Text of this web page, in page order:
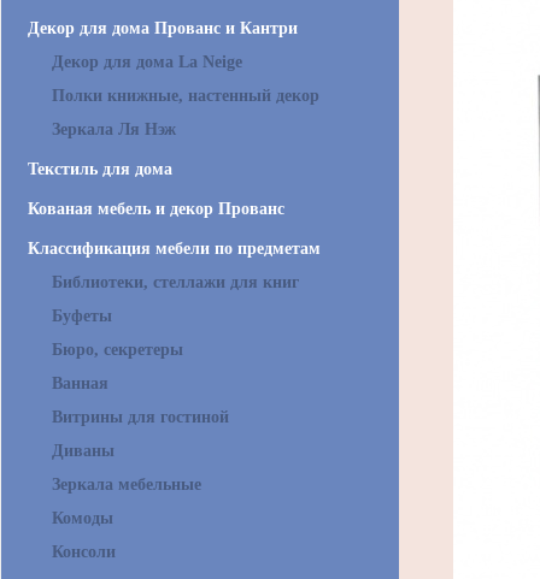
Декор для дома Прованс и Кантри
Декор для дома La Neige
Полки книжные, настенный декор
Зеркала Ля Нэж
Текстиль для дома
Кованая мебель и декор Прованс
Классификация мебели по предметам
Библиотеки, стеллажи для книг
Буфеты
Бюро, секретеры
Ванная
Витрины для гостиной
Диваны
Зеркала мебельные
Комоды
Консоли